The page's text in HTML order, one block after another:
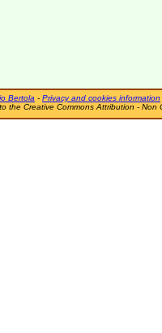
Bertola - Privacy and cookies information
the Creative Commons Attribution - Non